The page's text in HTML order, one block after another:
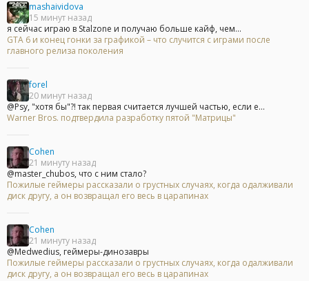
mashaividova
15 минут назад
я сейчас играю в Stalzone и получаю больше кайф, чем...
GTA 6 и конец гонки за графикой – что случится с играми после
главного релиза поколения
forel
20 минут назад
@Psy, "хотя бы"?! так первая считается лучшей частью, если е...
Warner Bros. подтвердила разработку пятой "Матрицы"
Cohen
21 минуту назад
@master_chubos, что с ним стало?
Пожилые геймеры рассказали о грустных случаях, когда одалживали
диск другу, а он возвращал его весь в царапинах
Cohen
21 минуту назад
@Medwedius, геймеры-динозавры
Пожилые геймеры рассказали о грустных случаях, когда одалживали
диск другу, а он возвращал его весь в царапинах